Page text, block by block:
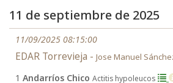
11 de septiembre de 2025
11/09/2025 08:15:00
EDAR Torrevieja - Jose Manuel
1 Andarríos Chico Actitis hypoleucos